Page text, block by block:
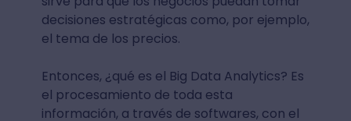
decisiones estratégicas como, por ejemplo,
el tema de los precios.
Entonces, ¿qué es el Big Data Analytics? Es
el procesamiento de toda esta
información, a través de softwares, con el